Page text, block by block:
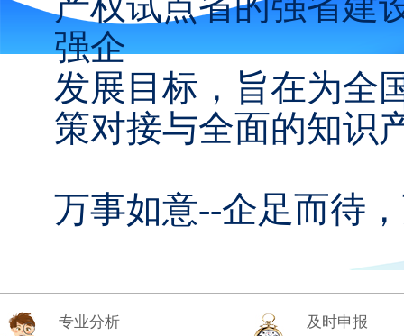
强企
发展目标，旨在为全
策对接与全面的知识
万事如意--企足而待
专业分析 及时申报